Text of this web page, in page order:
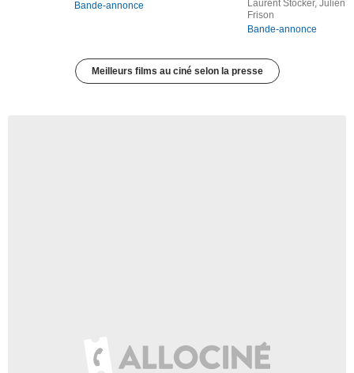
Bande-annonce
Laurent Stocker, Julien
Frison
Bande-annonce
Meilleurs films au ciné selon la presse